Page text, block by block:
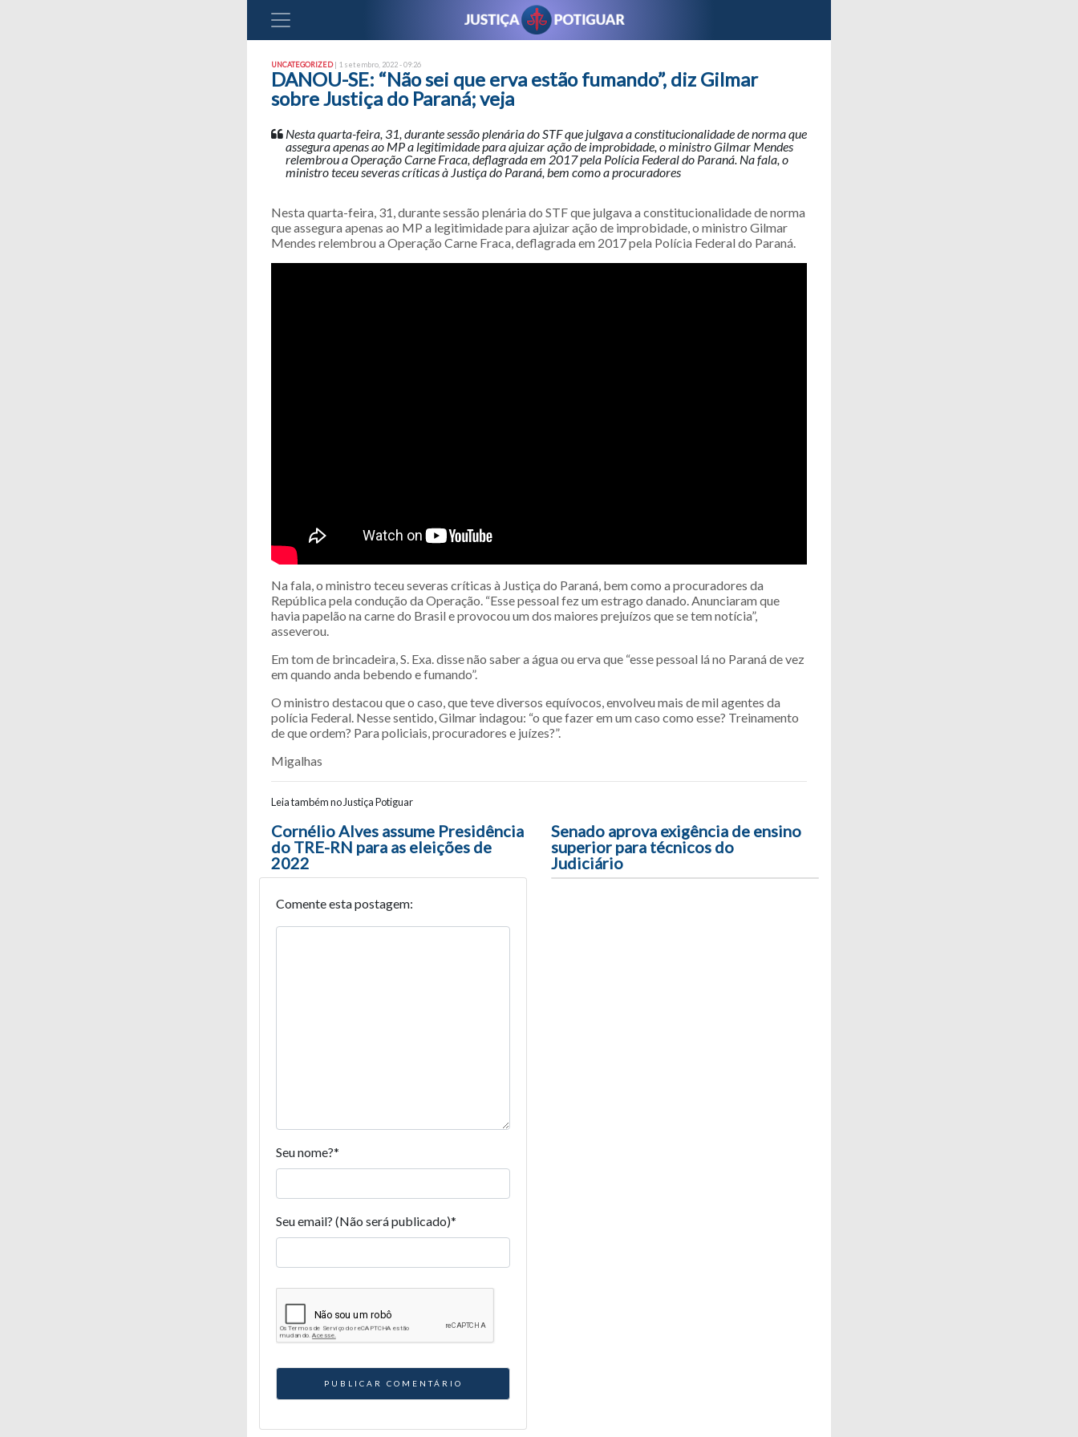
UNCATEGORIZED| 1 setembro, 2022 - 09:26
DANOU-SE: “Não sei que erva estão fumando”, diz Gilmar
sobre Justiça do Paraná; veja
Nesta quarta-feira, 31, durante sessão plenária do STF que julgava a constitucionalidade de norma que
assegura apenas ao MP a legitimidade para ajuizar ação de improbidade, o ministro Gilmar Mendes
relembrou a Operação Carne Fraca, deflagrada em 2017 pela Polícia Federal do Paraná. Na fala, o
ministro teceu severas críticas à Justiça do Paraná, bem como a procuradores
Nesta quarta-feira, 31, durante sessão plenária do STF que julgava a constitucionalidade de norma
que assegura apenas ao MP a legitimidade para ajuizar ação de improbidade, o ministro Gilmar
Mendes relembrou a Operação Carne Fraca, deflagrada em 2017 pela Polícia Federal do Paraná.
Na fala, o ministro teceu severas críticas à Justiça do Paraná, bem como a procuradores da
República pela condução da Operação. “Esse pessoal fez um estrago danado. Anunciaram que
havia papelão na carne do Brasil e provocou um dos maiores prejuízos que se tem notícia”,
asseverou.
Em tom de brincadeira, S. Exa. disse não saber a água ou erva que “esse pessoal lá no Paraná de vez
em quando anda bebendo e fumando”.
O ministro destacou que o caso, que teve diversos equívocos, envolveu mais de mil agentes da
polícia Federal. Nesse sentido, Gilmar indagou: “o que fazer em um caso como esse? Treinamento
de que ordem? Para policiais, procuradores e juízes?”.
Migalhas
Leia também no Justiça Potiguar
Navegação entre posts
Cornélio Alves assume Presidência
do TRE-RN para as eleições de
2022
Senado aprova exigência de ensino
superior para técnicos do
Judiciário
Comente esta postagem:
Seu nome?*
Seu email? (Não será publicado)*